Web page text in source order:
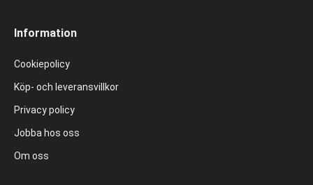
Information
Cookiepolicy
Köp- och leveransvillkor
Privacy policy
Jobba hos oss
Om oss